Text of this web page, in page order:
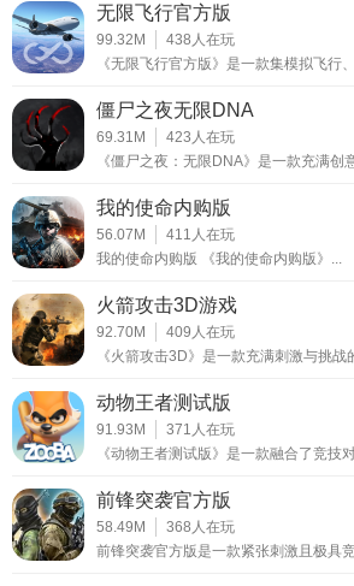
《2026绝地求生全军出击》以其逼真
器装备和紧张刺激的玩法吸引了大量玩
时，游戏还提供了丰富的社交功能，
的同时结识新朋友。总体而言，这是一
戏佳作。
无限飞行官方版
99.32M 438 人在玩
《无限飞行官方版》是一款集模拟飞行
僵尸之夜无限DNA
69.31M 423 人在玩
《僵尸之夜：无限DNA》是一款充满创
我的使命内购版
56.07M 411 人在玩
我的使命内购版 《我的使命内购版》...
火箭攻击3D游戏
92.70M 409 人在玩
《火箭攻击3D》是一款充满刺激与挑战
动物王者测试版
91.93M 371 人在玩
《动物王者测试版》是一款融合了竞技
前锋突袭官方版
58.49M 368 人在玩
前锋突袭官方版是一款紧张刺激且极具